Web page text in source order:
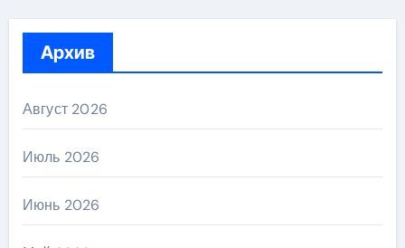
Архив
Август 2026
Июль 2026
Июнь 2026